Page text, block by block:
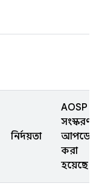
নির্দয়তা
AOSP
সংস্করণ
আপডেট
করা
হয়েছে